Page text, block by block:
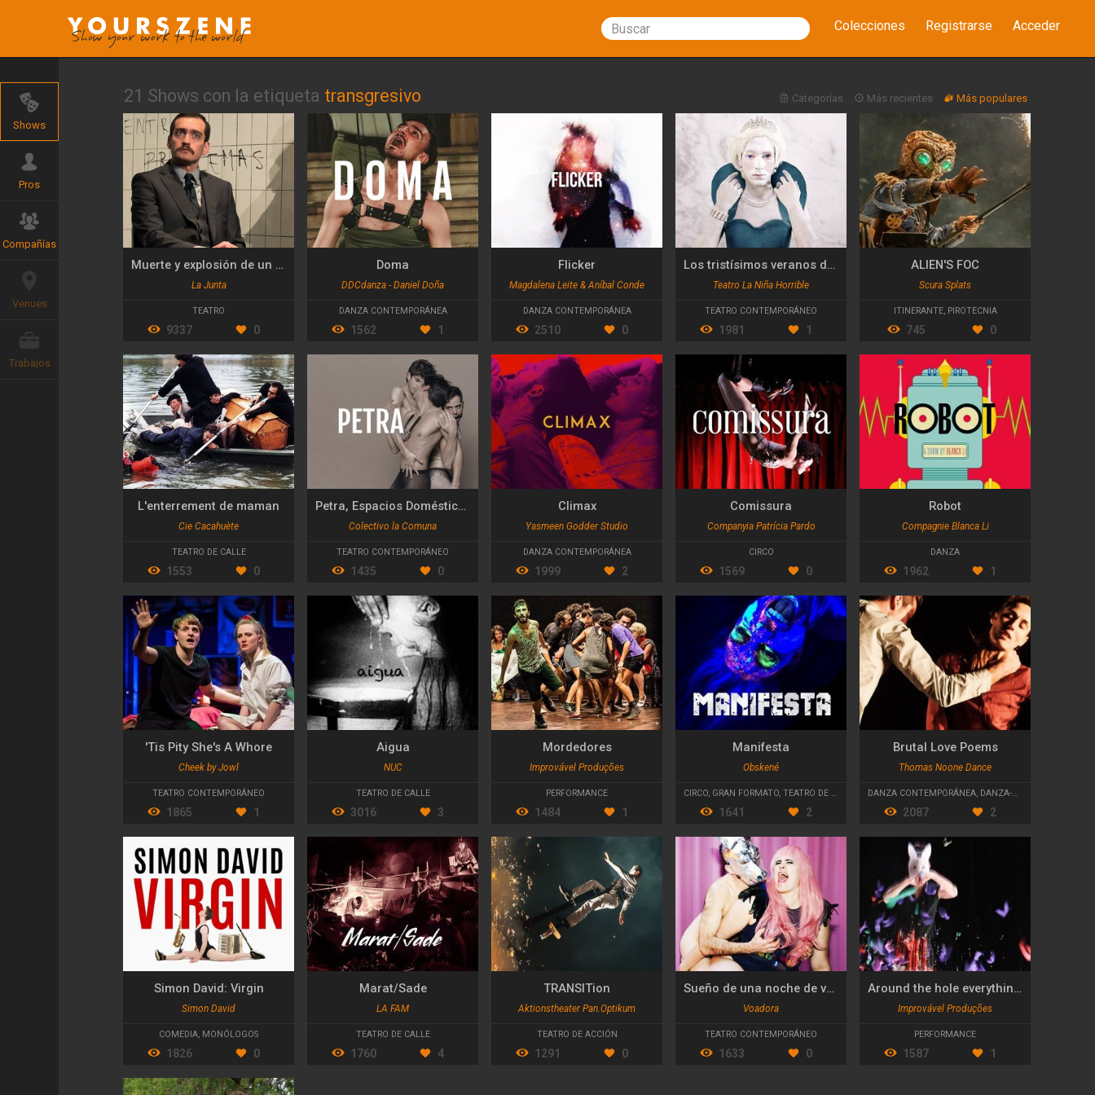
Buscar Colecciones Registrarse Acceder
Shows
Pros
Compañías
Venues
Trabajos
Categorías Más recientes Más populares
21 Shows con la etiqueta transgresivo
Muerte y explosión de un anarquista chileno
La Junta
TEATRO
9337 0
Doma
DDCdanza - Daniel Doña
DANZA CONTEMPORÁNEA
1562 1
Flicker
Magdalena Leite & Aníbal Conde
DANZA CONTEMPORÁNEA
2510 0
Los tristísimos veranos de la princesa Diana
Teatro La Niña Horrible
TEATRO CONTEMPORÁNEO
1981 1
ALIEN'S FOC
Scura Splats
ITINERANTE, PIROTECNIA
745 0
L'enterrement de maman
Cie Cacahuète
TEATRO DE CALLE
1553 0
Petra, Espacios Domésticos de Dominación
Colectivo la Comuna
TEATRO CONTEMPORÁNEO
1435 0
Climax
Yasmeen Godder Studio
DANZA CONTEMPORÁNEA
1999 2
Comissura
Companyia Patrícia Pardo
CIRCO
1569 0
Robot
Compagnie Blanca Li
DANZA
1962 1
'Tis Pity She's A Whore
Cheek by Jowl
TEATRO CONTEMPORÁNEO
1865 1
Aigua
NUC
TEATRO DE CALLE
3016 3
Mordedores
Improvável Produções
PERFORMANCE
1484 1
Manifesta
Obskené
CIRCO, GRAN FORMATO, TEATRO DE CALLE
1641 2
Brutal Love Poems
Thomas Noone Dance
DANZA CONTEMPORÁNEA, DANZA-TEATRO
2087 2
Simon David: Virgin
Simon David
COMEDIA, MONÓLOGOS
1826 0
Marat/Sade
LA FAM
TEATRO DE CALLE
1760 4
TRANSITion
Aktionstheater Pan.Optikum
TEATRO DE ACCIÓN
1291 0
Sueño de una noche de verano
Voadora
TEATRO CONTEMPORÁNEO
1633 0
Around the hole everything is edge
Improvável Produções
PERFORMANCE
1587 1